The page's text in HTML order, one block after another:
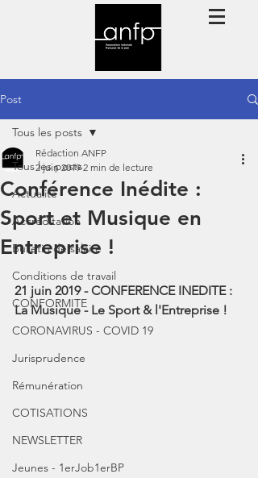
Post
Tous les posts
Actualité
Accréditation
Bulletin de salaire
Conditions de travail
CONFORMITE
CORONAVIRUS - COVID 19
Jurisprudence
Rémunération
COTISATIONS
NEWSLETTER
Jeunes - 1erJob1erBP
Tous les posts
Conférence Inédite :
Sport et Musique en
Entreprise !
Rédaction ANFP
2 juin 2019 2 min de lecture
21 juin 2019 - CONFERENCE INEDITE :
La Musique - Le Sport & l'Entreprise !